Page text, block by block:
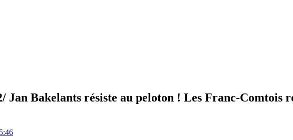
Bakelants résiste au peloton ! Les Franc-Comtois